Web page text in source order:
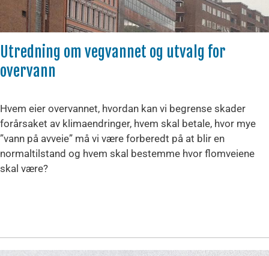
Utredning om vegvannet og utvalg for
overvann
Hvem eier overvannet, hvordan kan vi begrense skader
forårsaket av klimaendringer, hvem skal betale, hvor mye
”vann på avveie” må vi være forberedt på at blir en
normaltilstand og hvem skal bestemme hvor flomveiene
skal være?